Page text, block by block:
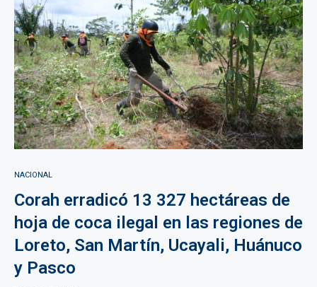
NACIONAL
Corah erradicó 13 327 hectáreas de
hoja de coca ilegal en las regiones de
Loreto, San Martín, Ucayali, Huánuco
y Pasco